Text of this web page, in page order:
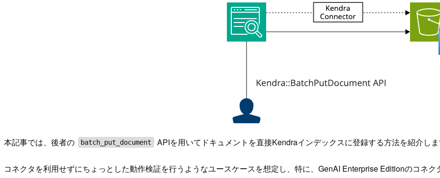
本記事では、後者の batch_put_document APIを用いてドキュメントを直接Kendraインデックスに登録する方法を紹介し
コネクタを利用せずにちょっとした動作検証を行うようなユースケースを想定し、特に、GenAI Enterprise Editionのコネ